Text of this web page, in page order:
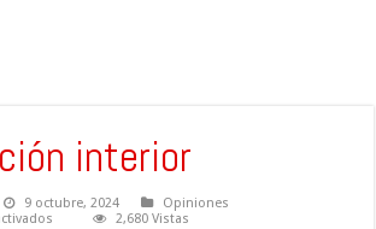
interior
9 octubre, 2024
Opiniones
2,680 Vistas